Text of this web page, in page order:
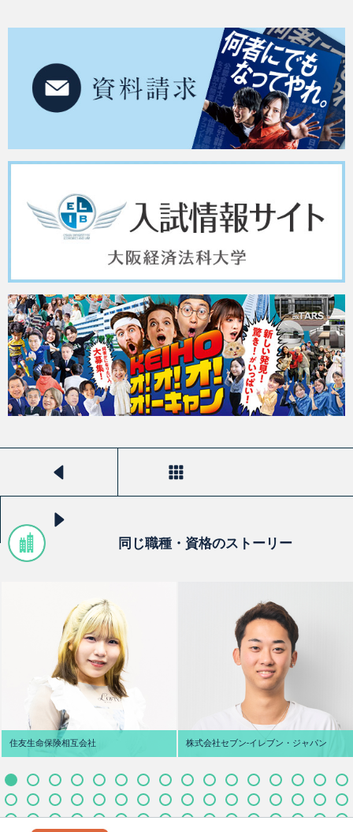
同じ職種・資格のストーリー
住友生命保険相互会社
宮崎県立延岡商業高校
株式会社セブン‐イレブン・ジャパン
大阪府 四天王寺東高校